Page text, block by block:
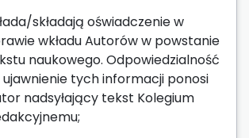
składają oświadczenie w
wkładu Autorów w powstanie
naukowego. Odpowiedzialność
ujawnienie tych informacji ponosi
nadsyłający tekst Kolegium